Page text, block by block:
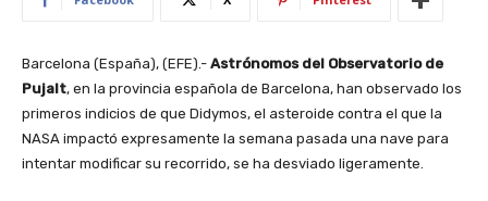
Barcelona (España), (EFE).- Astrónomos del Observatorio de
Pujalt, en la provincia española de Barcelona, han observado los
primeros indicios de que Didymos, el asteroide contra el que la
NASA impactó expresamente la semana pasada una nave para
intentar modificar su recorrido, se ha desviado ligeramente.